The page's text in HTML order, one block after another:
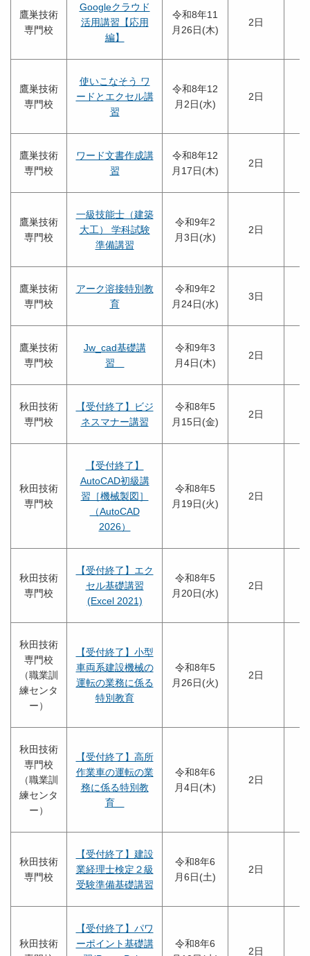
鷹巣技術
専門校
Googleクラウド
活用講習【応用
編】
令和8年11
月26日(木)
2日
鷹巣技術
専門校
使いこなそう ワ
ードとエクセル講
習
令和8年12
月2日(水)
2日
鷹巣技術
専門校
ワード文書作成講
習
令和8年12
月17日(木)
2日
鷹巣技術
専門校
一級技能士（建築
大工） 学科試験
準備講習
令和9年2
月3日(水)
2日
鷹巣技術
専門校
アーク溶接特別教
育
令和9年2
月24日(水)
3日
鷹巣技術
専門校
Jw_cad基礎講
習
令和9年3
月4日(木)
2日
秋田技術
専門校
【受付終了】ビジ
ネスマナー講習
令和8年5
月15日(金)
2日
秋田技術
専門校
【受付終了】
AutoCAD初級講
習［機械製図］
（AutoCAD
2026）
令和8年5
月19日(火)
2日
秋田技術
専門校
【受付終了】エク
セル基礎講習
(Excel 2021)
令和8年5
月20日(水)
2日
秋田技術
専門校
（職業訓
練センタ
ー）
【受付終了】小型
車両系建設機械の
運転の業務に係る
特別教育
令和8年5
月26日(火)
2日
秋田技術
専門校
（職業訓
練センタ
ー）
【受付終了】高所
作業車の運転の業
務に係る特別教
育
令和8年6
月4日(木)
2日
秋田技術
専門校
【受付終了】建設
業経理士検定２級
受験準備基礎講習
令和8年6
月6日(土)
2日
秋田技術
【受付終了】パワ
ーポイント基礎講
令和8年6
2日